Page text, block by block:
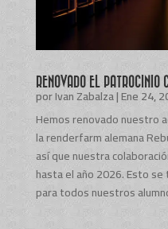
RENOVADO EL PATROCINIO
porIvan Zabalza|Ene 24,
Hemos renovado nuestro
la renderfarm alemana
así que nuestra
hasta el año 2026. Esto
para todos nuestros